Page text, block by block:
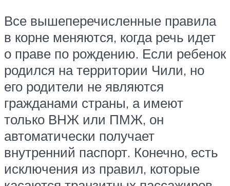
Все вышеперечисленные правила
в корне меняются, когда речь идет
о праве по рождению. Если ребенок
родился на территории Чили, но
его родители не являются
гражданами страны, а имеют
только ВНЖ или ПМЖ, он
автоматически получает
внутренний паспорт. Конечно, есть
исключения из правил, которые